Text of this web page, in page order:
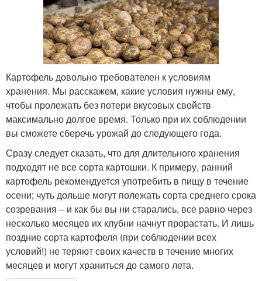
Картофель довольно требователен к условиям
хранения. Мы расскажем, какие условия нужны ему,
чтобы пролежать без потери вкусовых свойств
максимально долгое время. Только при их соблюдении
вы сможете сберечь урожай до следующего года.
Сразу следует сказать, что для длительного хранения
подходят не все сорта картошки. К примеру, ранний
картофель рекомендуется употребить в пищу в течение
осени; чуть дольше могут полежать сорта среднего срока
созревания – и как бы вы ни старались, все равно через
несколько месяцев их клубни начнут прорастать. И лишь
поздние сорта картофеля (при соблюдении всех
условий!) не теряют своих качеств в течение многих
месяцев и могут храниться до самого лета.